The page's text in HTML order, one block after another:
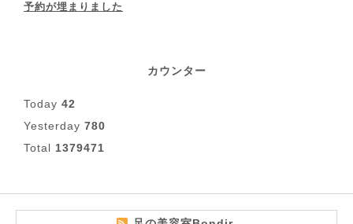
予約が埋まりました
カウンター
Today 42
Yesterday 780
Total 1379471